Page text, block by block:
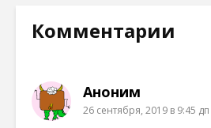
Комментарии
Аноним
26 сентября, 2019 в 9:45 дп